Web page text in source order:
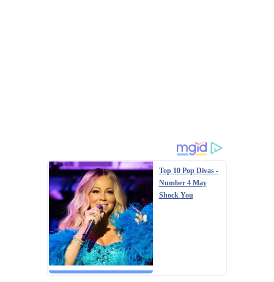
Top 10 Pop Divas -
Number 4 May
Shock You